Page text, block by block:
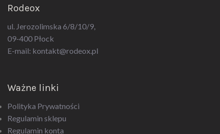
Rodeox
ul. Jerozolimska 6/8/10/9,
09-400 Płock
E-mail: kontakt@rodeox.pl
Ważne linki
Polityka Prywatności
Regulamin sklepu
Regulamin konta